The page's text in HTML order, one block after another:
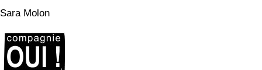
Sara Molon